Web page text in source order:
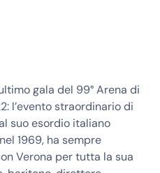
gala del 99° Arena di
: l’evento straordinario di
suo esordio italiano
1969, ha sempre
Verona per tutta la sua